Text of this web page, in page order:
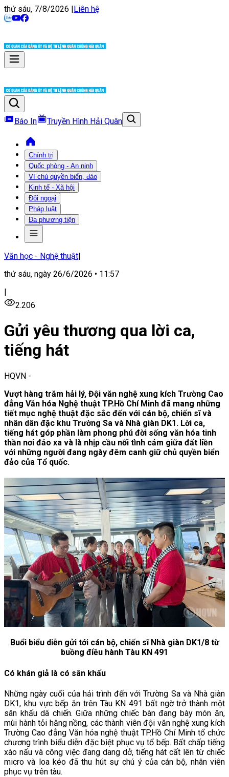
thứ sáu, 7/8/2026 |Liên hệ
Báo In Truyền Hình Hải Quân
Chính trị
Quốc phòng - An ninh
Vì chủ quyền biển, đảo
Kinh tế - Xã hội
Đối ngoại
Pháp luật
Đa phương tiện
Văn học - Nghệ thuật|
thứ sáu, ngày 26/6/2026 • 11:57
|
2.206
Gửi yêu thương qua lời ca,
tiếng hát
HQVN -
Vượt hàng trăm hải lý, Đội văn nghệ xung kích Trường Cao
đẳng Văn hóa Nghệ thuật TP.Hồ Chí Minh đã mang những
tiết mục nghệ thuật đặc sắc đến với cán bộ, chiến sĩ và
nhân dân đặc khu Trường Sa và Nhà giàn DK1. Lời ca,
tiếng hát góp phần làm phong phú đời sống văn hóa tinh
thần nơi đảo xa và là nhịp cầu nối tình cảm giữa đất liền
với những người đang ngày đêm canh giữ chủ quyền biển
đảo của Tổ quốc.
Buổi biểu diễn gửi tới cán bộ, chiến sĩ Nhà giàn DK1/8 từ
buồng điều hành Tàu KN 491
Có khán giả là có sân khấu
Những ngày cuối của hải trình đến với Trường Sa và Nhà giàn
DK1, khu vực bếp ăn trên Tàu KN 491 bất ngờ trở thành một
sân khấu dã chiến. Giữa những chiếc bàn đang bày món ăn,
mùi hành tỏi hăng nồng, các thành viên đội văn nghệ xung kích
Trường Cao đẳng Văn hóa nghệ thuật TP.Hồ Chí Minh tổ chức
chương trình biểu diễn đặc biệt phục vụ tổ bếp. Bất chấp tiếng
xào nấu và công việc đang dang dở, tiếng hát cất lên từ chiếc
micro và loa kéo đã thu hút sự chú ý của cán bộ, nhân viên
phục vụ trên tàu.